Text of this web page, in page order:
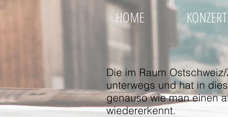
HOME
Die im Raum
unterwegs und hat in
genauso wie man einen
wiedererkennt.